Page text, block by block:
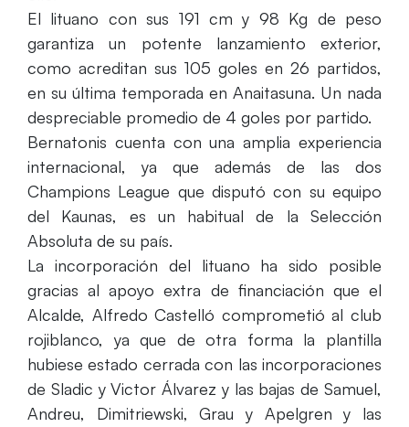
El lituano con sus 191 cm y 98 Kg de peso
garantiza un potente lanzamiento exterior,
como acreditan sus 105 goles en 26 partidos,
en su última temporada en Anaitasuna. Un nada
despreciable promedio de 4 goles por partido.
Bernatonis cuenta con una amplia experiencia
internacional, ya que además de las dos
Champions League que disputó con su equipo
del Kaunas, es un habitual de la Selección
Absoluta de su país.
La incorporación del lituano ha sido posible
gracias al apoyo extra de financiación que el
Alcalde, Alfredo Castelló comprometió al club
rojiblanco, ya que de otra forma la plantilla
hubiese estado cerrada con las incorporaciones
de Sladic y Victor Álvarez y las bajas de Samuel,
Andreu, Dimitriewski, Grau y Apelgren y las